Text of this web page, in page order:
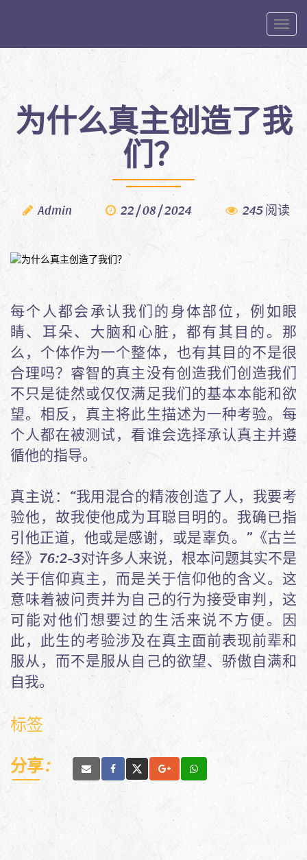
为什么真主创造了我
们？
Admin 22 / 08 / 2024 245 阅读
每个人都会承认我们的身体部位，例如眼
睛、耳朵、大脑和心脏，都有其目的。那
么，个体作为一个整体，也有其目的不是很
合理吗？睿智的真主没有创造我们创造我们
不只是徒然或仅仅满足我们的基本本能和欲
望。相反，真主将此生描述为一种考验。每
个人都在被测试，看谁会选择承认真主并遵
循他的指导。
真主说：“我用混合的精液创造了人，我要考
验他，故我使他成为耳聪目明的。我确已指
引他正道，他或是感谢，或是辜负。”《古兰
经》76:2-3对许多人来说，根本问题其实不是
关于信仰真主，而是关于信仰他的含义。这
意味着被问责并为自己的行为接受审判，这
可能对他们想要过的生活来说不方便。因
此，此生的考验涉及在真主面前表现前辈和
服从，而不是服从自己的欲望、骄傲自满和
自我。
标签
分享 :